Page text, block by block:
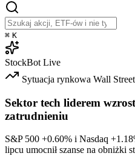
⌘ K
StockBot Live
Sytuacja rynkowa Wall Street
Sektor tech liderem
zatrudnieniu
S&P 500 +0.60% i Nasdaq
lipcu umocnił szanse na obniżki